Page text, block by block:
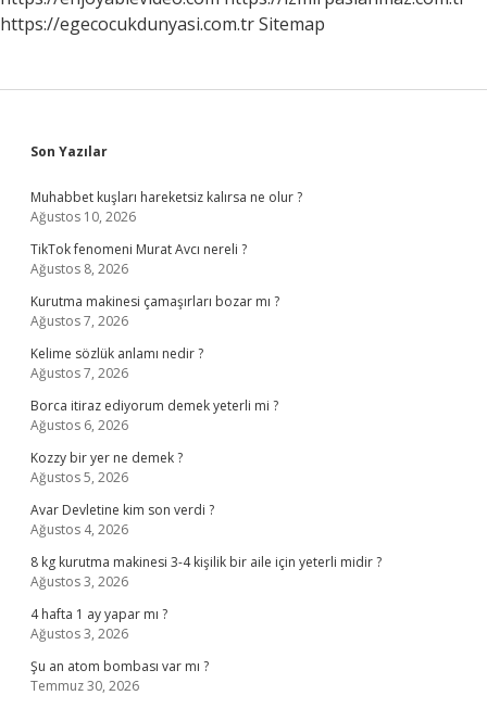
https://egecocukdunyasi.com.trSitemap
Sidebar
Son Yazılar
Muhabbet kuşları hareketsiz kalırsa ne olur ?
Ağustos 10, 2026
TikTok fenomeni Murat Avcı nereli ?
Ağustos 8, 2026
Kurutma makinesi çamaşırları bozar mı ?
Ağustos 7, 2026
Kelime sözlük anlamı nedir ?
Ağustos 7, 2026
Borca itiraz ediyorum demek yeterli mi ?
Ağustos 6, 2026
Kozzy bir yer ne demek ?
Ağustos 5, 2026
Avar Devletine kim son verdi ?
Ağustos 4, 2026
8 kg kurutma makinesi 3-4 kişilik bir aile için yeterli midir ?
Ağustos 3, 2026
4 hafta 1 ay yapar mı ?
Ağustos 3, 2026
Şu an atom bombası var mı ?
Temmuz 30, 2026